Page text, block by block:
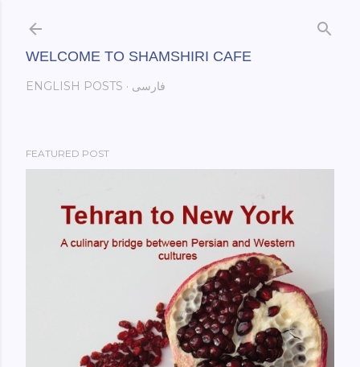
WELCOME TO SHAMSHIRI CAFE
ENGLISH POSTS فارسی
FEATURED POST